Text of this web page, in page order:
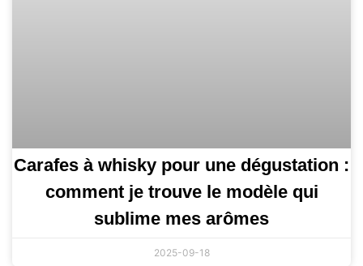
Carafes à whisky pour une dégustation :
comment je trouve le modèle qui
sublime mes arômes
2025-09-18